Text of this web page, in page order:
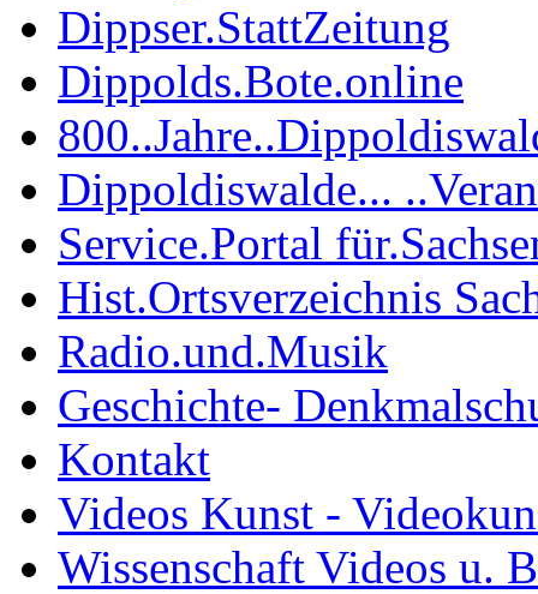
Dippser.StattZeitung
Dippolds.Bote.online
Dippoldiswalde...
Service.Portal
Hist.Ortsverzeichnis
Radio.und.Musik
Geschichte-
Kontakt
Videos Kunst -
Wissenschaft Videos u.